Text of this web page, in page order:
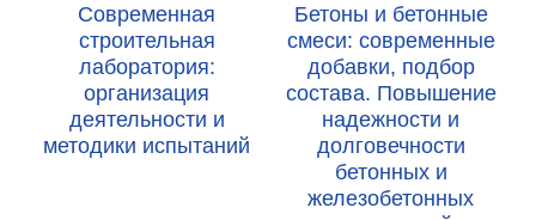
Современная
строительная
лаборатория:
организация
деятельности и
методики испытаний
Бетоны и бетонные
смеси: современные
добавки, подбор
состава. Повышение
надежности и
долговечности
бетонных и
железобетонных